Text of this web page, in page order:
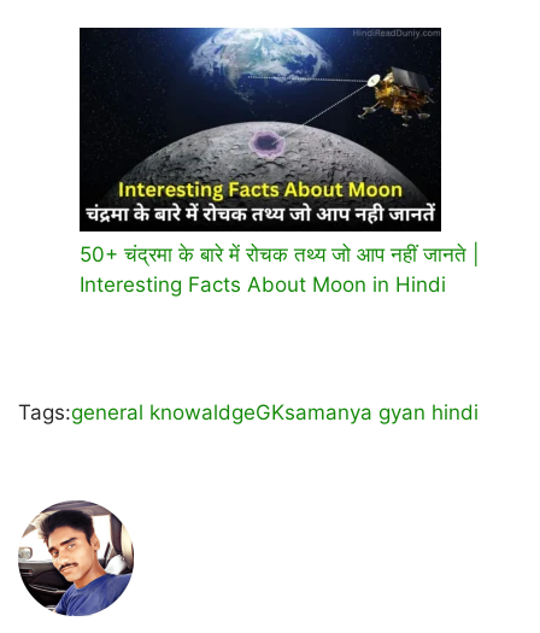
50+ चंद्रमा के बारे में रोचक तथ्य जो आप नहीं जानते |
Interesting Facts About Moon in Hindi
Tags:general knowaldgeGKsamanya gyan hindi